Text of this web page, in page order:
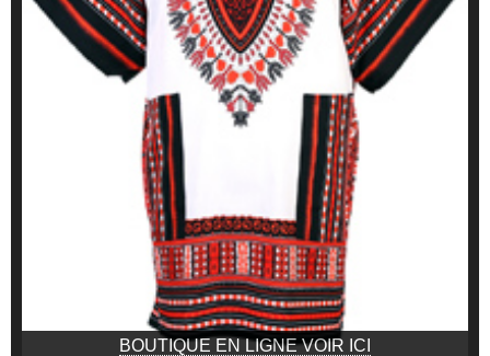
BOUTIQUE EN LIGNE VOIR ICI